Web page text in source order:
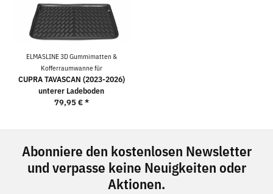
ELMASLINE 3D Gummimatten &
Kofferraumwanne für
CUPRA TAVASCAN (2023-2026)
unterer Ladeboden
79,95 €*
Abonniere den kostenlosen Newsletter
und verpasse keine Neuigkeiten oder
Aktionen.